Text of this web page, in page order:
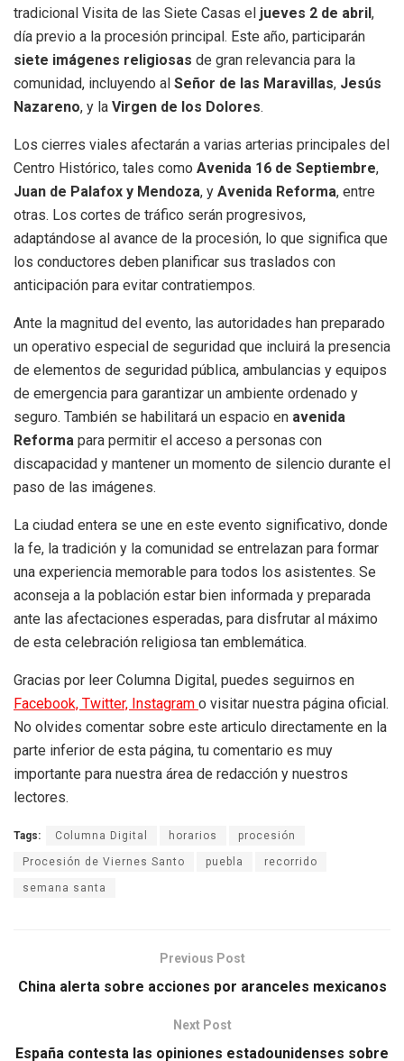
tradicional Visita de las Siete Casas el jueves 2 de abril ,
día previo a la procesión principal. Este año, participarán
siete imágenes religiosas de gran relevancia para la
comunidad, incluyendo al Señor de las Maravillas, Jesús
Nazareno, y la Virgen de los Dolores.
Los cierres viales afectarán a varias arterias principales del
Centro Histórico, tales como Avenida 16 de Septiembre,
Juan de Palafox y Mendoza, y Avenida Reforma, entre
otras. Los cortes de tráfico serán progresivos,
adaptándose al avance de la procesión, lo que significa que
los conductores deben planificar sus traslados con
anticipación para evitar contratiempos.
Ante la magnitud del evento, las autoridades han preparado
un operativo especial de seguridad que incluirá la presencia
de elementos de seguridad pública, ambulancias y equipos
de emergencia para garantizar un ambiente ordenado y
seguro. También se habilitará un espacio en avenida
Reforma para permitir el acceso a personas con
discapacidad y mantener un momento de silencio durante el
paso de las imágenes.
La ciudad entera se une en este evento significativo, donde
la fe, la tradición y la comunidad se entrelazan para formar
una experiencia memorable para todos los asistentes. Se
aconseja a la población estar bien informada y preparada
ante las afectaciones esperadas, para disfrutar al máximo
de esta celebración religiosa tan emblemática.
Gracias por leer Columna Digital, puedes seguirnos en
Facebook, Twitter, Instagram o visitar nuestra página oficial.
No olvides comentar sobre este articulo directamente en la
parte inferior de esta página, tu comentario es muy
importante para nuestra área de redacción y nuestros
lectores.
Tags: Columna Digital horarios procesión
Procesión de Viernes Santo puebla recorrido
semana santa
Previous Post
China alerta sobre acciones por aranceles mexicanos
Next Post
España contesta las opiniones estadounidenses sobre